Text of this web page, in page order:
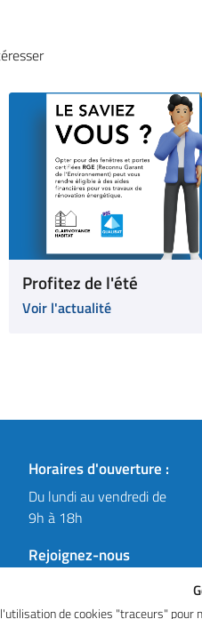
Profitez de l'été
Voir l'actualité
Horaires d'ouverture :
Du lundi au vendredi de
9h à 18h
Rejoignez-nous
de cookies "traceurs"